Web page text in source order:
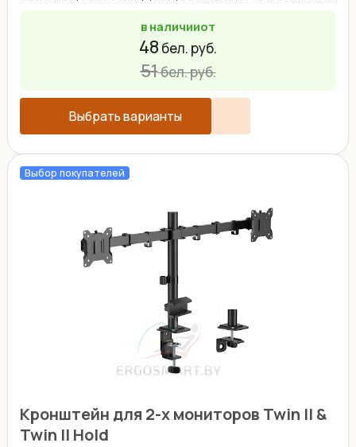
в наличииот
48 бел. руб.
51бел. руб.
Выбрать варианты
Выбор покупателей
Кронштейн для 2-х мониторов Twin II &
Twin II Hold